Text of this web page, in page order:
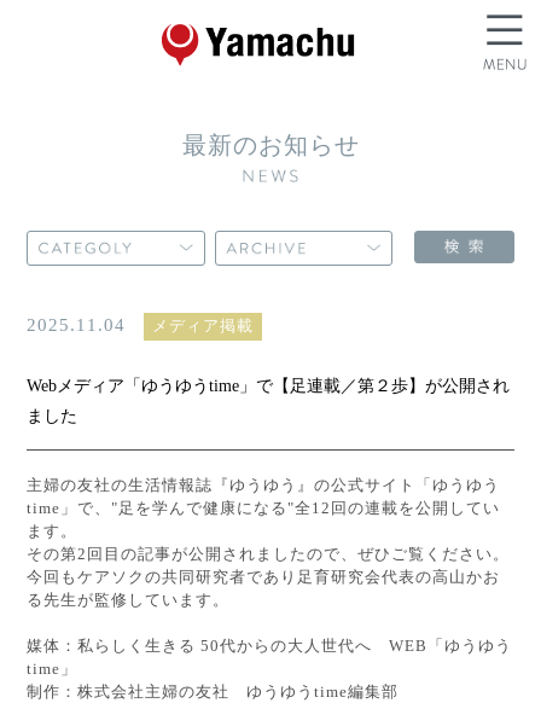
最新のお知らせ
2025.11.04 メディア掲載
Webメディア「ゆうゆうtime」で【足連載／第２歩】が公開され
ました
主婦の友社の生活情報誌『ゆうゆう』の公式サイト「ゆうゆう
time」で、"足を学んで健康になる"全12回の連載を公開してい
ます。
その第2回目の記事が公開されましたので、ぜひご覧ください。
今回もケアソクの共同研究者であり足育研究会代表の高山かお
る先生が監修しています。
媒体：私らしく生きる 50代からの大人世代へ WEB「ゆうゆう
time」
制作：株式会社主婦の友社 ゆうゆうtime編集部